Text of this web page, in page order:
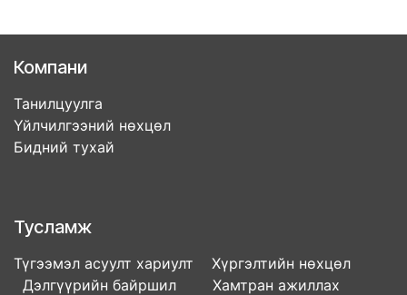
Компани
Танилцуулга
Үйлчилгээний нөхцөл
Бидний тухай
Тусламж
Түгээмэл асуулт хариулт Хүргэлтийн нөхцөл
Дэлгүүрийн байршил Хамтран ажиллах